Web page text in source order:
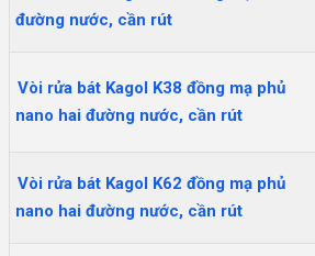
đường nước, cần rút
Vòi rửa bát Kagol K38 đồng mạ phủ
nano hai đường nước, cần rút
Vòi rửa bát Kagol K62 đồng mạ phủ
nano hai đường nước, cần rút